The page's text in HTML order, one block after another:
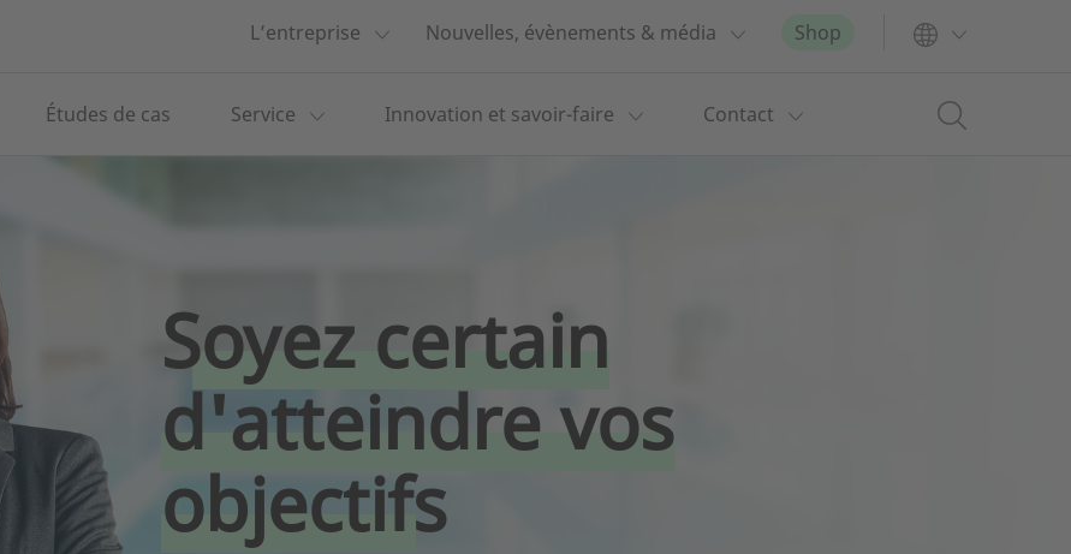
L’entreprise Nouvelles, évènements & média Shop
Études de cas Service Innovation et savoir-faire Contact
Soyez certain
d'atteindre vos
objectifs